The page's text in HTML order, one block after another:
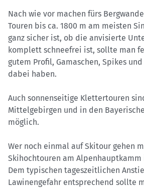
Nach wie vor machen fürs
Touren bis ca. 1800 m am meisten
ganz sicher ist, ob die anvisierte
komplett schneefrei ist, sollte man
gutem Profil, Gamaschen, Spikes
dabei haben.
Auch sonnenseitige Klettertouren
Mittelgebirgen und in den
möglich.
Wer noch einmal auf Skitour gehen
Skihochtouren am Alpenhauptkamm
Dem typischen tageszeitlichen
Lawinengefahr entsprechend sollte